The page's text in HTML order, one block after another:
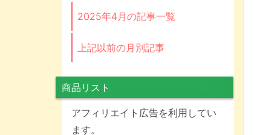
2025年4月の記事一覧
上記以前の月別記事
商品リスト
アフィリエイト広告を利用してい
ます。